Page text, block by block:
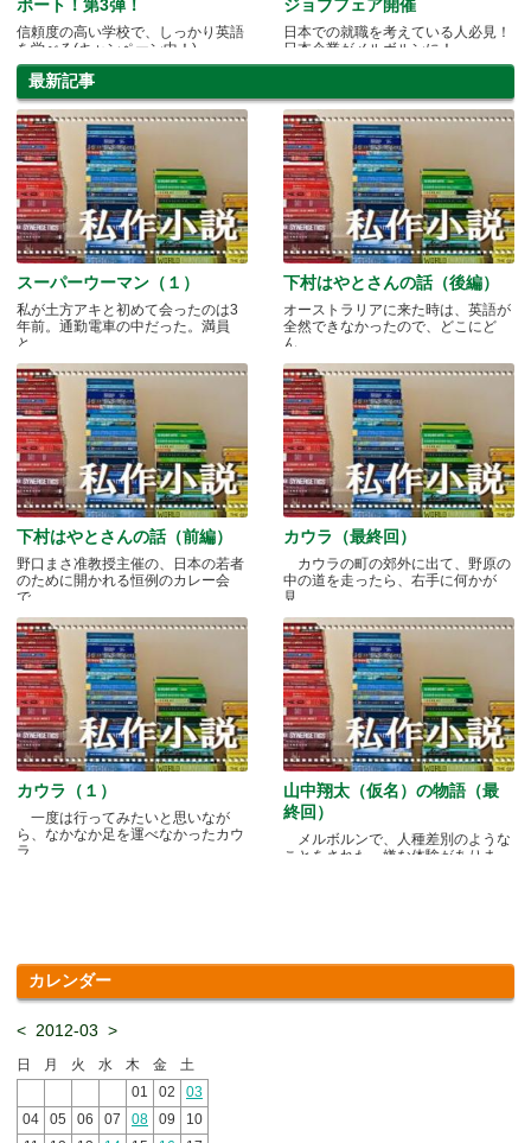
ポート！第3弾！
信頼度の高い学校で、しっかり英語
を学べる(キャンペーン中！)
ジョブフェア開催
日本での就職を考えている人必見！
日本企業がメルボルンに！
最新記事
スーパーウーマン（１）
私が土方アキと初めて会ったのは3
年前。通勤電車の中だった。満員
と.....
下村はやとさんの話（後編）
オーストラリアに来た時は、英語が
全然できなかったので、どこにど
ん.....
下村はやとさんの話（前編）
野口まさ准教授主催の、日本の若者
のために開かれる恒例のカレー会
で.....
カウラ（最終回）
カウラの町の郊外に出て、野原の
中の道を走ったら、右手に何かが
見.....
カウラ（１）
一度は行ってみたいと思いなが
ら、なかなか足を運べなかったカウ
ラ.....
山中翔太（仮名）の物語（最
終回）
メルボルンで、人種差別のような
ことをされた、嫌な体験がありま
カレンダー
< 2012-03 >
日 月 火 水 木 金
土
01
02
03
04
05 06 07 08 09
10